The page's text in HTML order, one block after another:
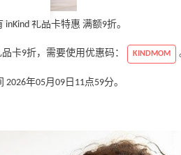
inKind 礼品卡特惠 满额9折。
品卡9折，需要使用优惠码： KINDMOM
年05月09日11点59分。